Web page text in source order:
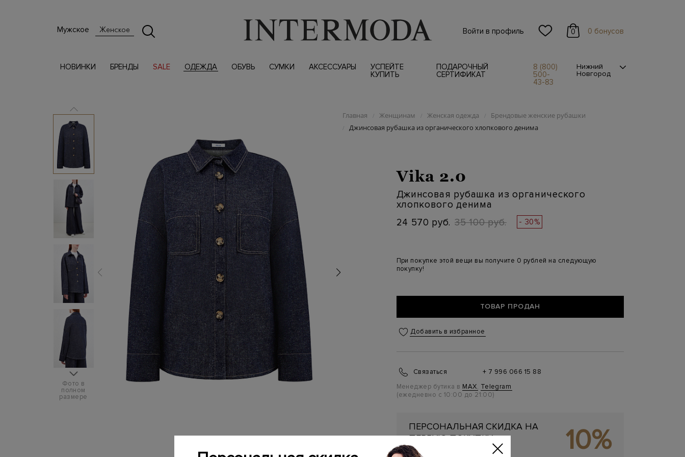
Мужское Женское Войти в профиль 0 0 бонусов
НОВИНКИ БРЕНДЫ SALE ОДЕЖДА ОБУВЬ СУМКИ АКСЕССУАРЫ
УСПЕЙТЕ
КУПИТЬ
ПОДАРОЧНЫЙ
СЕРТИФИКАТ
8 (800)
500-
43-83
Нижний
Новгород
Фото в
полном
размере
Главная / Женщинам / Женская одежда / Брендовые женские рубашки
/ Джинсовая рубашка из органического хлопкового денима
Vika 2.0
Джинсовая рубашка из органического
хлопкового денима
24 570 руб. 35 100 руб. - 30%
При покупке этой вещи вы получите 0 рублей на следующую
покупку!
ТОВАР ПРОДАН
Добавить в избранное
Связаться
+ 7 996 066 15 88
Менеджер бутика в MAX, Telegram
(ежедневно с 10:00 до 21:00)
ПЕРСОНАЛЬНАЯ СКИДКА НА
ПЕРВУЮ ПОКУПКУ
Подробнее 10%